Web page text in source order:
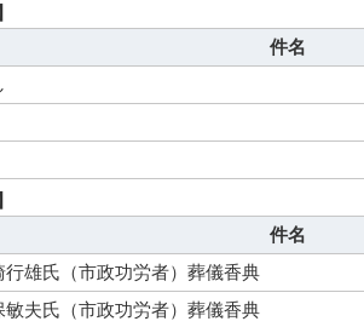
件名
件名
行雄氏（市政功労者）葬儀香典
敏夫氏（市政功労者）葬儀香典